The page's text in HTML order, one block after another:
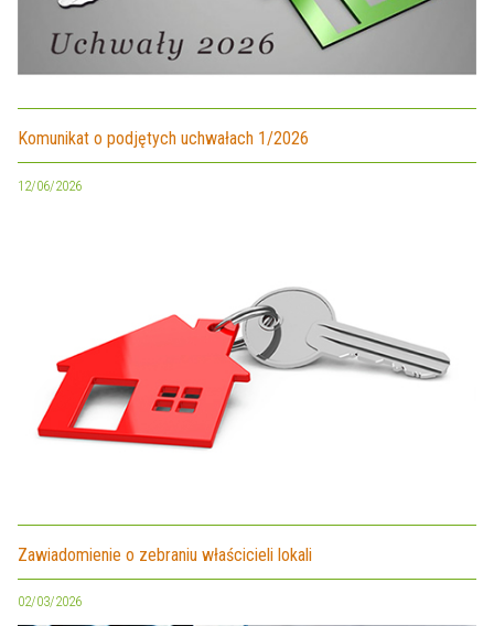
Komunikat o podjętych uchwałach 1/2026
12/06/2026
Zawiadomienie o zebraniu właścicieli lokali
02/03/2026